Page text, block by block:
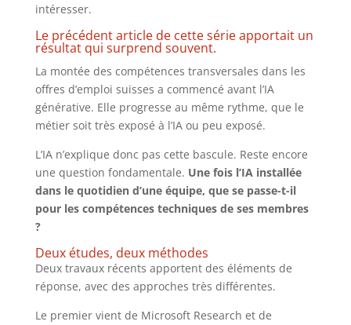
intéresser.
Le précédent article de cette série apportait un
résultat qui surprend souvent.
La montée des compétences transversales dans les
offres d’emploi suisses a commencé avant l’IA
générative. Elle progresse au même rythme, que le
métier soit très exposé à l’IA ou peu exposé.
L’IA n’explique donc pas cette bascule. Reste encore
une question fondamentale. Une fois l’IA installée
dans le quotidien d’une équipe, que se passe-t-il
pour les compétences techniques de ses membres
?
Deux études, deux méthodes
Deux travaux récents apportent des éléments de
réponse, avec des approches très différentes.
Le premier vient de Microsoft Research et de